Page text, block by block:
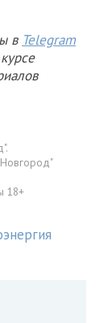
в Telegram
18+